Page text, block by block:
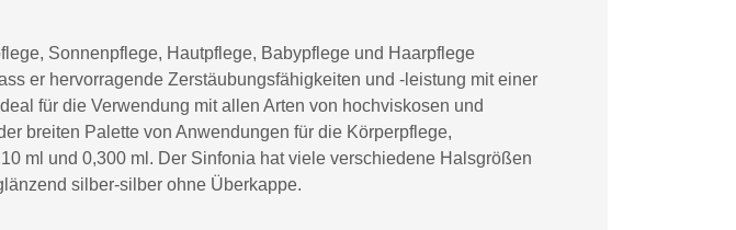
Sonnenpflege, Hautpflege, Babypflege und Haarpflege
er hervorragende Zerstäubungsfähigkeiten und -leistung mit einer
für die Verwendung mit allen Arten von hochviskosen und
breiten Palette von Anwendungen für die Körperpflege,
ml und 0,300 ml. Der Sinfonia hat viele verschiedene Halsgrößen
silber-silber ohne Überkappe.